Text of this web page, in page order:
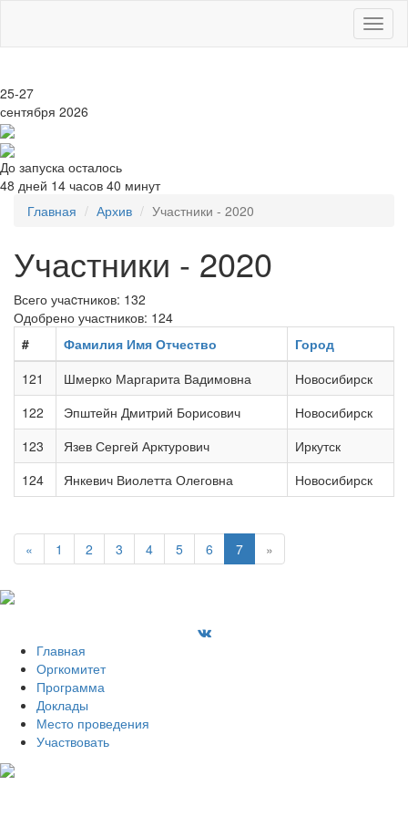
25-27
сентября 2026
До запуска осталось
48 дней 14 часов 40 минут
Главная
Архив Участники - 2020
Участники - 2020
Всего учаcтников: 132
Одобрено участников: 124
#
Фамилия Имя Отчество
Город
121
Шмерко Маргарита Вадимовна
Новосибирск
122
Эпштейн Дмитрий Борисович
Новосибирск
123
Язев Сергей Арктурович
Иркутск
124
Янкевич Виолетта Олеговна Новосибирск
« 1 2 3 4 5 6 7 »
Главная
Оргкомитет
Программа
Доклады
Место проведения
Участвовать